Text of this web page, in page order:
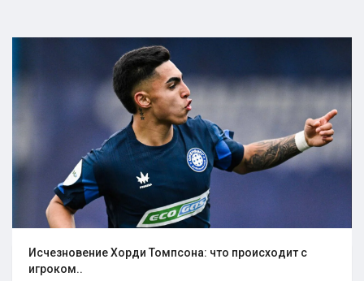
Исчезновение Хорди Томпсона: что происходит с
игроком..